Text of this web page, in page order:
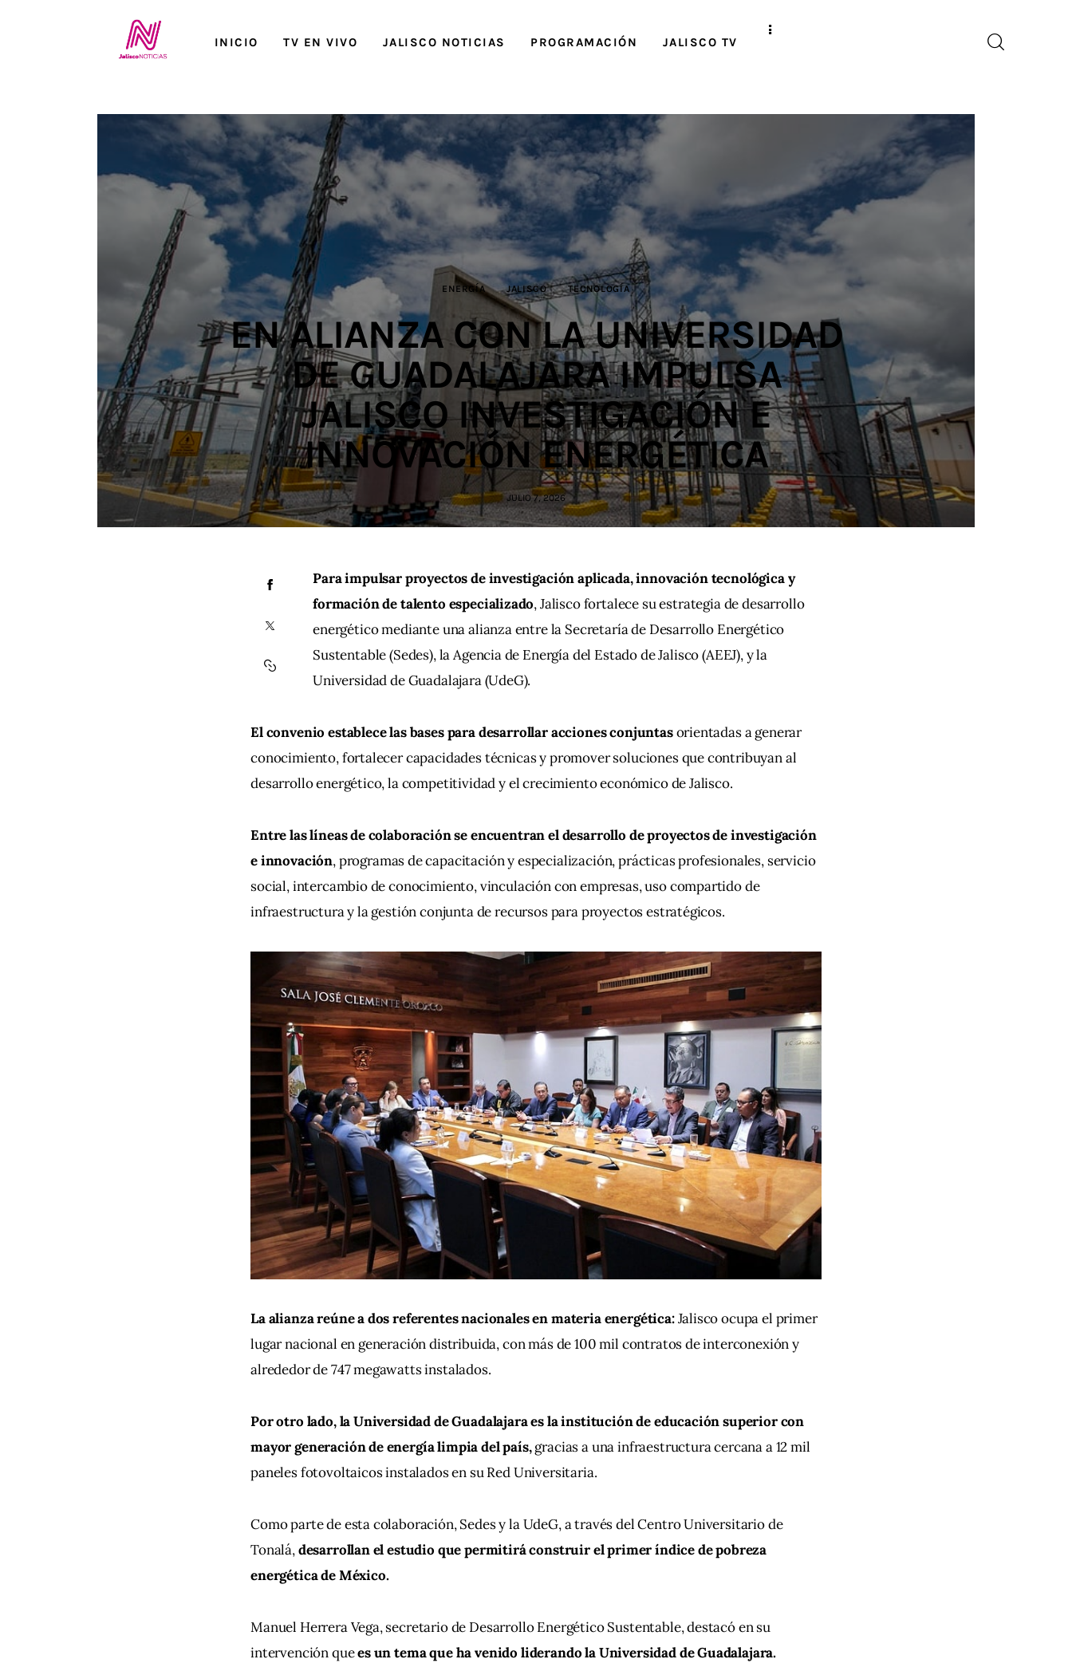
INICIO TV EN VIVO JALISCO NOTICIAS PROGRAMACIÓN JALISCO TV
ENERGÍA JALISCO TECNOLOGÍA
EN ALIANZA CON LA UNIVERSIDAD
DE GUADALAJARA IMPULSA
JALISCO INVESTIGACIÓN E
INNOVACIÓN ENERGÉTICA
JULIO 7, 2026
Para impulsar proyectos de investigación aplicada, innovación tecnológica y
formación de talento especializado, Jalisco fortalece su estrategia de desarrollo
energético mediante una alianza entre la Secretaría de Desarrollo Energético
Sustentable (Sedes), la Agencia de Energía del Estado de Jalisco (AEEJ), y la
Universidad de Guadalajara (UdeG).
El convenio establece las bases para desarrollar acciones conjuntas orientadas a generar
conocimiento, fortalecer capacidades técnicas y promover soluciones que contribuyan al
desarrollo energético, la competitividad y el crecimiento económico de Jalisco.
Entre las líneas de colaboración se encuentran el desarrollo de proyectos de investigación
e innovación, programas de capacitación y especialización, prácticas profesionales, servicio
social, intercambio de conocimiento, vinculación con empresas, uso compartido de
infraestructura y la gestión conjunta de recursos para proyectos estratégicos.
La alianza reúne a dos referentes nacionales en materia energética: Jalisco ocupa el primer
lugar nacional en generación distribuida, con más de 100 mil contratos de interconexión y
alrededor de 747 megawatts instalados.
Por otro lado, la Universidad de Guadalajara es la institución de educación superior con
mayor generación de energía limpia del país, gracias a una infraestructura cercana a 12 mil
paneles fotovoltaicos instalados en su Red Universitaria.
Como parte de esta colaboración, Sedes y la UdeG, a través del Centro Universitario de
Tonalá, desarrollan el estudio que permitirá construir el primer índice de pobreza
energética de México.
Manuel Herrera Vega, secretario de Desarrollo Energético Sustentable, destacó en su
intervención que es un tema que ha venido liderando la Universidad de Guadalajara.